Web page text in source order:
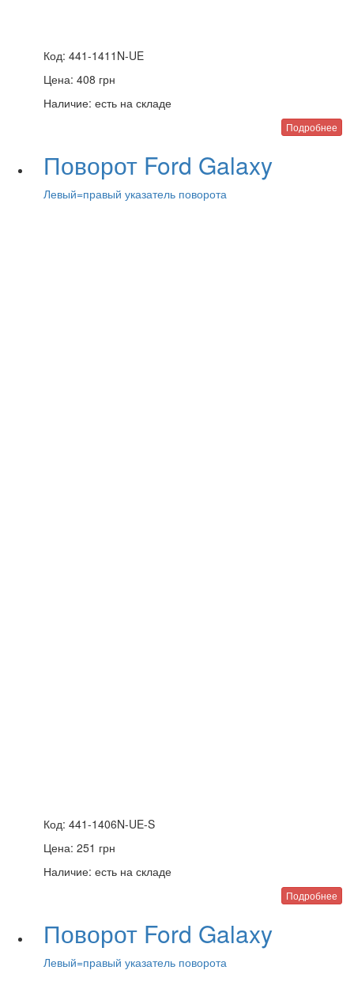
Код: 441-1411N-UE
Цена: 408 грн
Наличие: есть на складе
Подробнее
Поворот Ford Galaxy
Левый=правый указатель поворота
Код: 441-1406N-UE-S
Цена: 251 грн
Наличие: есть на складе
Подробнее
Поворот Ford Galaxy
Левый=правый указатель поворота